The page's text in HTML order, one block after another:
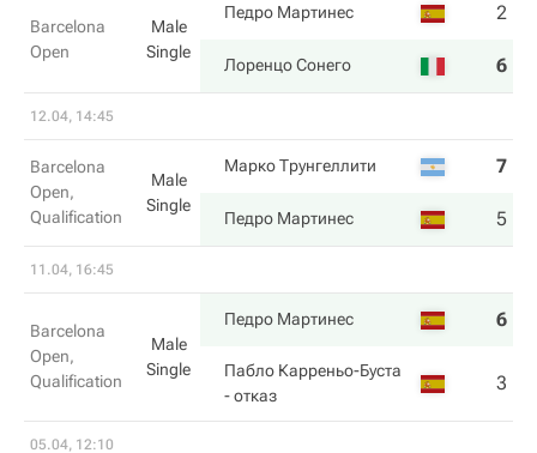
Barcelona
Open
Male
Single
Педро Мартинес 2
Лоренцо Сонего 6
12.04, 14:45
Barcelona
Open,
Qualification
Male
Single
Марко Трунгеллити 7
Педро Мартинес 5
11.04, 16:45
Barcelona
Open,
Qualification
Male
Single
Педро Мартинес 6
Пабло Карреньо-Буста
- отказ
3
05.04, 12:10